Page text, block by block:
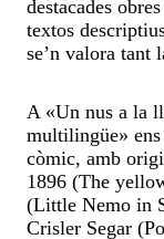
destacades
textos
se’n valora tant
A «Un nus a la
multilingüe»
còmic, amb
1896 (The
(Little Nemo in
Crisler Segar